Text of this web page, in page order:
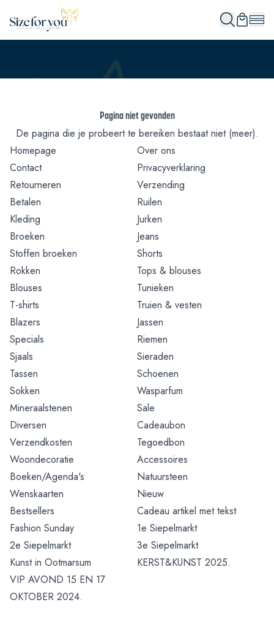
Pagina niet gevonden
De pagina die je probeert te bereiken bestaat niet (meer).
Homepage
Over ons
Contact
Privacyverklaring
Retourneren
Verzending
Betalen
Ruilen
Kleding
Jurken
Broeken
Jeans
Stoffen broeken
Shorts
Rokken
Tops & blouses
Blouses
Tunieken
T-shirts
Truien & vesten
Blazers
Jassen
Specials
Riemen
Sjaals
Sieraden
Tassen
Schoenen
Sokken
Wasparfum
Mineraalstenen
Sale
Diversen
Cadeaubon
Verzendkosten
Tegoedbon
Woondecoratie
Accessoires
Boeken/Agenda's
Natuursteen
Wenskaarten
Nieuw
Bestsellers
Cadeau artikel met tekst
Fashion Sunday
1e Siepelmarkt
2e Siepelmarkt
3e Siepelmarkt
Kunst in Ootmarsum
KERST&KUNST 2025.
VIP AVOND 15 EN 17
OKTOBER 2024.